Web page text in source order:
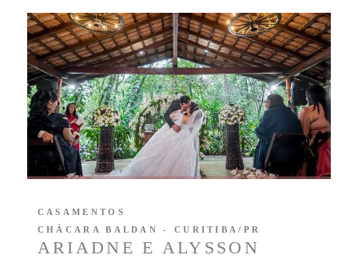
ARIADNE E ALYSSON
CASAMENTOS
CHÁCARA BALDAN - CURITIBA/PR